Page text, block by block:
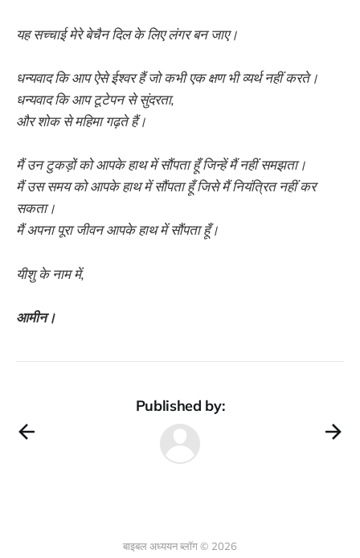
यह सच्चाई मेरे बेचैन दिल के लिए लंगर बन जाए।
धन्यवाद कि आप ऐसे ईश्वर हैं जो कभी एक क्षण भी व्यर्थ नहीं करते।
धन्यवाद कि आप टूटेपन से सुंदरता,
और शोक से महिमा गढ़ते हैं।
मैं उन टुकड़ों को आपके हाथ में सौंपता हूँ जिन्हें मैं नहीं समझता।
मैं उस समय को आपके हाथ में सौंपता हूँ जिसे मैं नियंत्रित नहीं कर
सकता।
मैं अपना पूरा जीवन आपके हाथ में सौंपता हूँ।
यीशु के नाम में,
आमीन।
Published by:
बाइबल अध्ययन ब्लॉग © 2026